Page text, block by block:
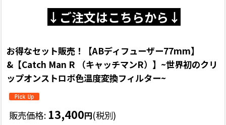
↓ご注文はこちらから↓
お得なセット販売！【ABディフューザー77mm】
&【Catch Man R （キャッチマンR）】~世界初のクリ
ップオンストロボ色温度変換フィルター~
販売価格: 13,400円(税別)